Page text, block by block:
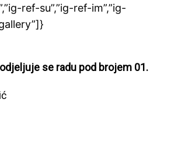
ref-su”,”ig-ref-im”,”ig-
se radu pod brojem 01.